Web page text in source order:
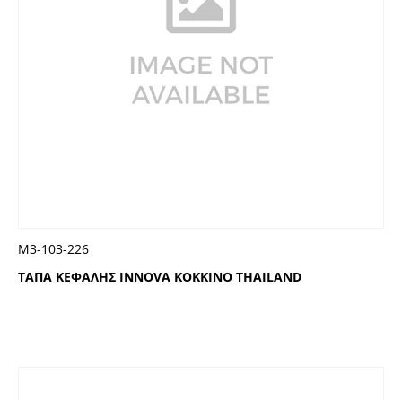
ΤΑΠΑ ΚΕΦΑΛΗΣ INNOVA ΚΟΚΚΙΝΟ THAILAND
Μ3-103-226